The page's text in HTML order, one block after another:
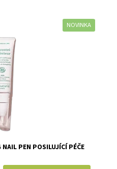
NOVINKA
PEN POSILUJÍCÍ PÉČE